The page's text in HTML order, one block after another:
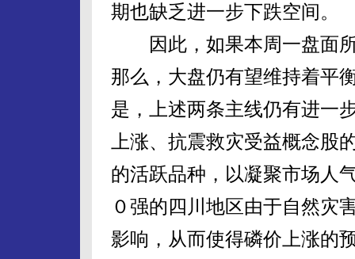
期也缺乏进一步下跌空间。
因此，如果本周一盘面所
那么，大盘仍有望维持着平
是，上述两条主线仍有进一
上涨、抗震救灾受益概念股
的活跃品种，以凝聚市场人
０强的四川地区由于自然灾
影响，从而使得磷价上涨的